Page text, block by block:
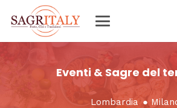
Eventi & Sagre del
Lombardia ●